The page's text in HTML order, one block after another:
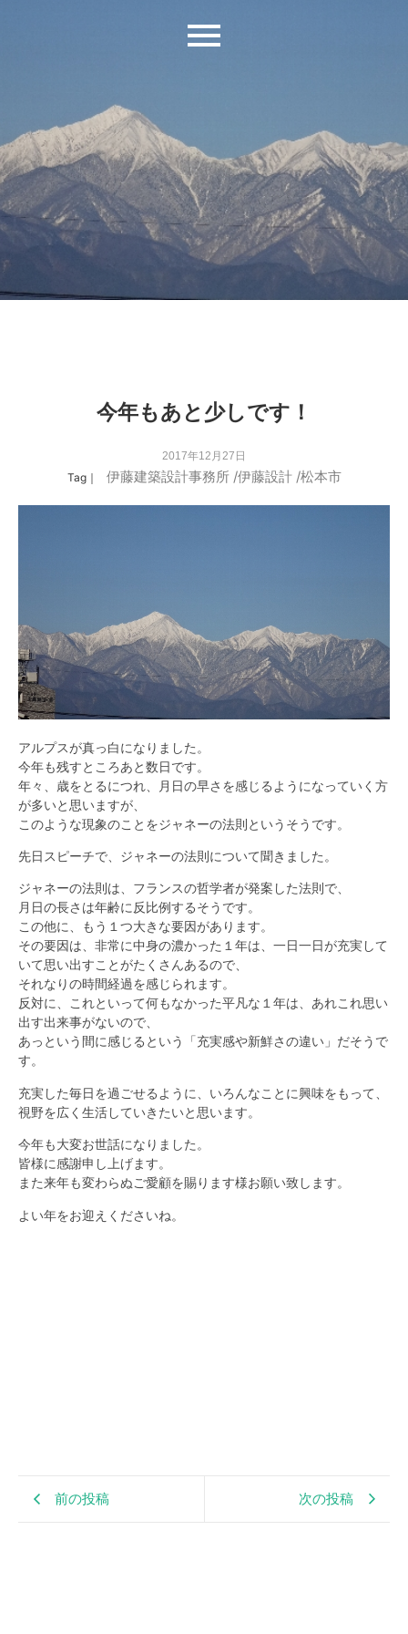
今年もあと少しです！
2017年12月27日
Tag｜ 伊藤建築設計事務所/伊藤設計/松本市
アルプスが真っ白になりました。
今年も残すところあと数日です。
年々、歳をとるにつれ、月日の早さを感じるようになっていく方
が多いと思いますが、
このような現象のことをジャネーの法則というそうです。
先日スピーチで、ジャネーの法則について聞きました。
ジャネーの法則は、フランスの哲学者が発案した法則で、
月日の長さは年齢に反比例するそうです。
この他に、もう１つ大きな要因があります。
その要因は、非常に中身の濃かった１年は、一日一日が充実して
いて思い出すことがたくさんあるので、
それなりの時間経過を感じられます。
反対に、これといって何もなかった平凡な１年は、あれこれ思い
出す出来事がないので、
あっという間に感じるという「充実感や新鮮さの違い」だそうで
す。
充実した毎日を過ごせるように、いろんなことに興味をもって、
視野を広く生活していきたいと思います。
今年も大変お世話になりました。
皆様に感謝申し上げます。
また来年も変わらぬご愛顧を賜ります様お願い致します。
よい年をお迎えくださいね。
前の投稿 次の投稿